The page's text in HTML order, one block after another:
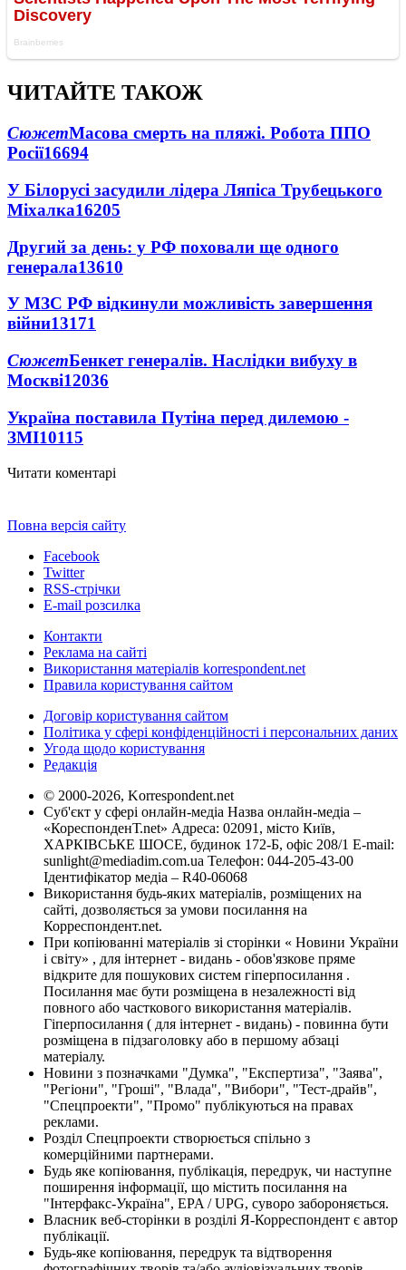
ЧИТАЙТЕ ТАКОЖ
СюжетМасова смерть на пляжі. Робота ППО
Росії16694
У Білорусі засудили лідера Ляпіса Трубецького
Міхалка16205
Другий за день: у РФ поховали ще одного
генерала13610
У МЗС РФ відкинули можливість завершення
війни13171
СюжетБенкет генералів. Наслідки вибуху в
Москві12036
Україна поставила Путіна перед дилемою -
ЗМІ10115
Читати коментарі
Повна версія сайту
Facebook
Twitter
RSS-стрічки
E-mail розсилка
Контакти
Реклама на сайті
Використання матеріалів korrespondent.net
Правила користування сайтом
Договір користування сайтом
Політика у сфері конфіденційності і персональних даних
Угода щодо користування
Редакція
© 2000-2026, Korrespondent.net
Суб'єкт у сфері онлайн-медіа Назва онлайн-медіа –
«КореспонденТ.net» Адреса: 02091, місто Київ,
ХАРКІВСЬКЕ ШОСЕ, будинок 172-Б, офіс 208/1 E-mail:
sunlight@mediadim.com.ua Телефон: 044-205-43-00
Ідентифікатор медіа – R40-06068
Використання будь-яких матеріалів, розміщених на
сайті, дозволяється за умови посилання на
Корреспондент.net.
При копіюванні матеріалів зі сторінки « Новини України
і світу» , для інтернет - видань - обов'язкове пряме
відкрите для пошукових систем гіперпосилання .
Посилання має бути розміщена в незалежності від
повного або часткового використання матеріалів.
Гіперпосилання ( для інтернет - видань) - повинна бути
розміщена в підзаголовку або в першому абзаці
матеріалу.
Новини з позначками "Думка", "Експертиза", "Заява",
"Регіони", "Гроші", "Влада", "Вибори", "Тест-драйв",
"Спецпроекти", "Промо" публікуються на правах
реклами.
Розділ Спецпроекти створюється спільно з
комерційними партнерами.
Будь яке копіювання, публікація, передрук, чи наступне
поширення інформації, що містить посилання на
"Інтерфакс-Україна", EPA / UPG, суворо забороняється.
Власник веб-сторінки в розділі Я-Корреспондент є автор
публікації.
Будь-яке копіювання, передрук та відтворення